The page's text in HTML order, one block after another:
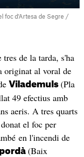
foc d'Artesa de Segre /
tres de la tarda, s'ha
originat al voral de
Vilademuls (Pla
49 efectius amb
aeris. A tres quarts
el foc per
en l'incendi de
(Baix